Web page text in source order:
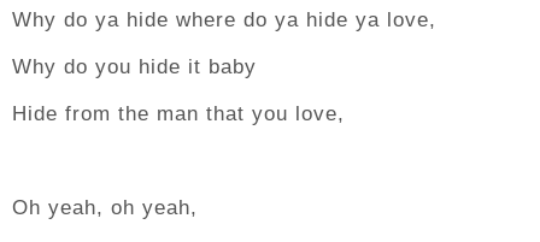
Why do ya hide where do ya hide ya love,
Why do you hide it baby
Hide from the man that you love,
Oh yeah, oh yeah,